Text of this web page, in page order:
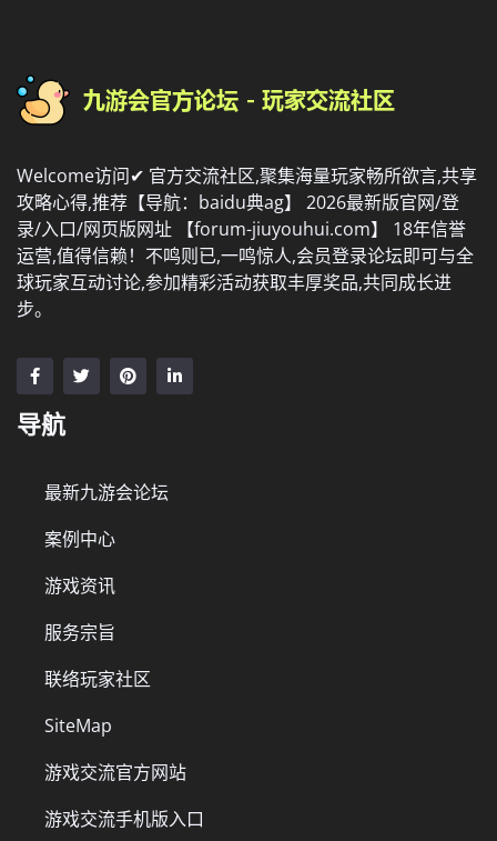
Welcome访问✔ 官方交流社区,聚集海量玩家畅所欲言,共享
攻略心得,推荐【导航：baidu典ag】 2026最新版官网/登
录/入口/网页版网址 【forum-jiuyouhui.com】 18年信誉
运营,值得信赖！不鸣则已,一鸣惊人,会员登录论坛即可与全
球玩家互动讨论,参加精彩活动获取丰厚奖品,共同成长进
步。
导航
最新九游会论坛
案例中心
游戏资讯
服务宗旨
联络玩家社区
SiteMap
游戏交流官方网站
游戏交流手机版入口